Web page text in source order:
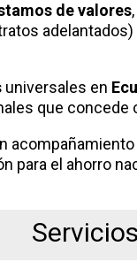
de valores
universales en
que concede
para el ahorro